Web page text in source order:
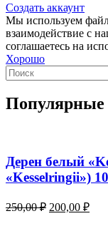
Создать аккаунт
Мы используем
взаимодействие с
соглашаетесь на
Хорошо
Популярные
Дерен белый
«Kesselringii»)
250,00₽ 200,00 ₽